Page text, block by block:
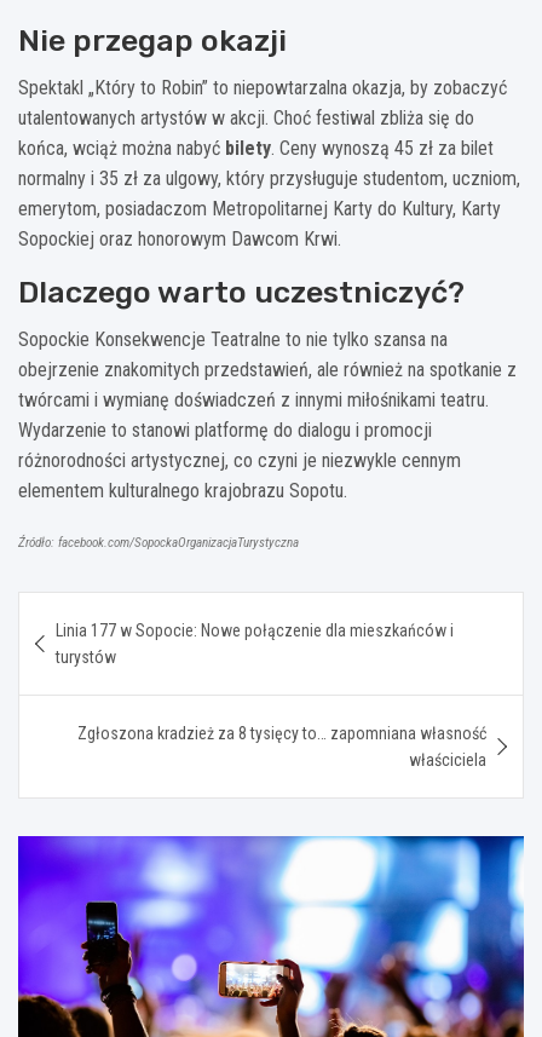
Nie przegap okazji
Spektakl „Który to Robin” to niepowtarzalna okazja, by zobaczyć
utalentowanych artystów w akcji. Choć festiwal zbliża się do
końca, wciąż można nabyć bilety. Ceny wynoszą 45 zł za bilet
normalny i 35 zł za ulgowy, który przysługuje studentom, uczniom,
emerytom, posiadaczom Metropolitarnej Karty do Kultury, Karty
Sopockiej oraz honorowym Dawcom Krwi.
Dlaczego warto uczestniczyć?
Sopockie Konsekwencje Teatralne to nie tylko szansa na
obejrzenie znakomitych przedstawień, ale również na spotkanie z
twórcami i wymianę doświadczeń z innymi miłośnikami teatru.
Wydarzenie to stanowi platformę do dialogu i promocji
różnorodności artystycznej, co czyni je niezwykle cennym
elementem kulturalnego krajobrazu Sopotu.
Źródło: facebook.com/SopockaOrganizacjaTurystyczna
wpisu
Linia 177 w Sopocie: Nowe połączenie dla mieszkańców i
turystów
Zgłoszona kradzież za 8 tysięcy to… zapomniana własność
właściciela